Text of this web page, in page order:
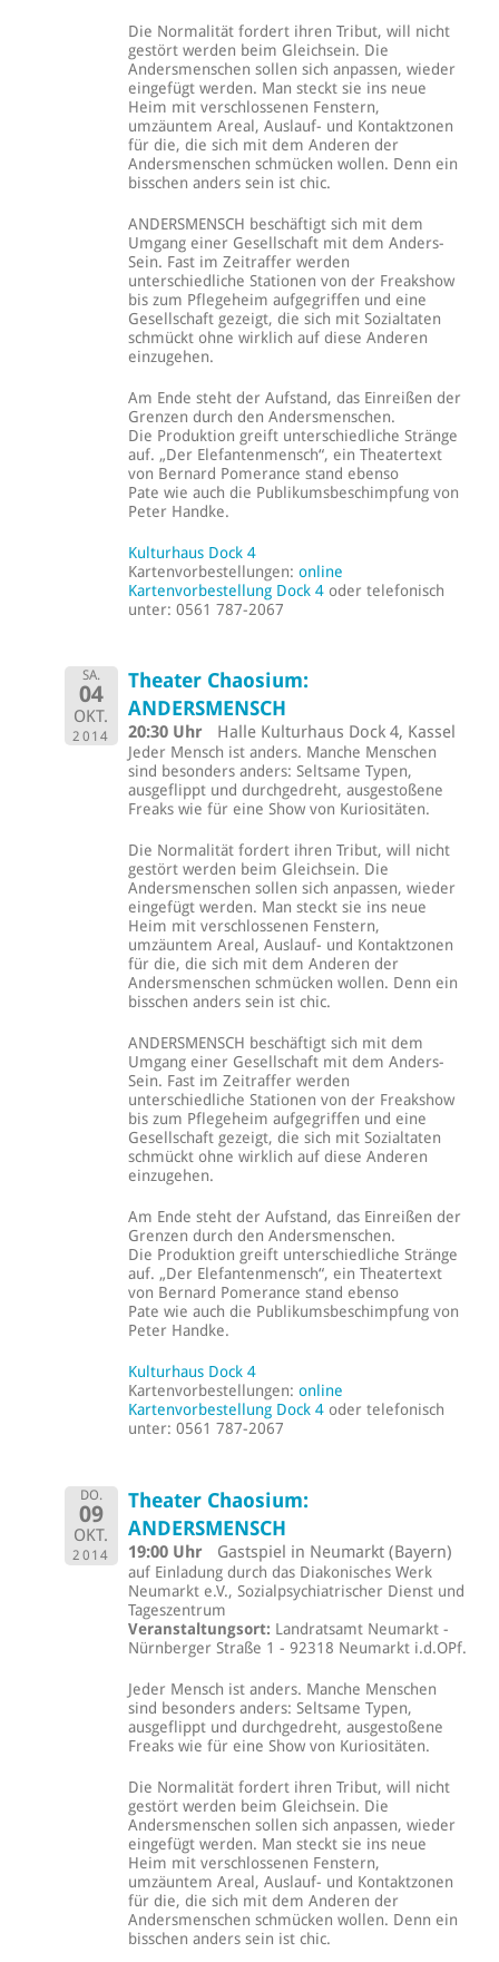
Die Normalität fordert ihren Tribut, will nicht
gestört werden beim Gleichsein. Die
Andersmenschen sollen sich anpassen, wieder
eingefügt werden. Man steckt sie ins neue
Heim mit verschlossenen Fenstern,
umzäuntem Areal, Auslauf- und Kontaktzonen
für die, die sich mit dem Anderen der
Andersmenschen schmücken wollen. Denn ein
bisschen anders sein ist chic.
ANDERSMENSCH beschäftigt sich mit dem
Umgang einer Gesellschaft mit dem Anders-
Sein. Fast im Zeitraffer werden
unterschiedliche Stationen von der Freakshow
bis zum Pflegeheim aufgegriffen und eine
Gesellschaft gezeigt, die sich mit Sozialtaten
schmückt ohne wirklich auf diese Anderen
einzugehen.
Am Ende steht der Aufstand, das Einreißen der
Grenzen durch den Andersmenschen.
Die Produktion greift unterschiedliche Stränge
auf. „Der Elefantenmensch“, ein Theatertext
von Bernard Pomerance stand ebenso
Pate wie auch die Publikumsbeschimpfung von
Peter Handke.
Kulturhaus Dock 4
Kartenvorbestellungen:online
Kartenvorbestellung Dock 4 oder telefonisch
unter: 0561 787-2067
SA.
04
OKT.
2014
Theater Chaosium:
ANDERSMENSCH
20:30 Uhr Halle Kulturhaus Dock 4, Kassel
Jeder Mensch ist anders. Manche Menschen
sind besonders anders: Seltsame Typen,
ausgeflippt und durchgedreht, ausgestoßene
Freaks wie für eine Show von Kuriositäten.
Die Normalität fordert ihren Tribut, will nicht
gestört werden beim Gleichsein. Die
Andersmenschen sollen sich anpassen, wieder
eingefügt werden. Man steckt sie ins neue
Heim mit verschlossenen Fenstern,
umzäuntem Areal, Auslauf- und Kontaktzonen
für die, die sich mit dem Anderen der
Andersmenschen schmücken wollen. Denn ein
bisschen anders sein ist chic.
ANDERSMENSCH beschäftigt sich mit dem
Umgang einer Gesellschaft mit dem Anders-
Sein. Fast im Zeitraffer werden
unterschiedliche Stationen von der Freakshow
bis zum Pflegeheim aufgegriffen und eine
Gesellschaft gezeigt, die sich mit Sozialtaten
schmückt ohne wirklich auf diese Anderen
einzugehen.
Am Ende steht der Aufstand, das Einreißen der
Grenzen durch den Andersmenschen.
Die Produktion greift unterschiedliche Stränge
auf. „Der Elefantenmensch“, ein Theatertext
von Bernard Pomerance stand ebenso
Pate wie auch die Publikumsbeschimpfung von
Peter Handke.
Kulturhaus Dock 4
Kartenvorbestellungen:online
Kartenvorbestellung Dock 4 oder telefonisch
unter: 0561 787-2067
DO.
09
OKT.
2014
Theater Chaosium:
ANDERSMENSCH
19:00 Uhr Gastspiel in Neumarkt (Bayern)
auf Einladung durch das Diakonisches Werk
Neumarkt e.V., Sozialpsychiatrischer Dienst und
Tageszentrum
Veranstaltungsort: Landratsamt Neumarkt -
Nürnberger Straße 1 - 92318 Neumarkt i.d.OPf.
Jeder Mensch ist anders. Manche Menschen
sind besonders anders: Seltsame Typen,
ausgeflippt und durchgedreht, ausgestoßene
Freaks wie für eine Show von Kuriositäten.
Die Normalität fordert ihren Tribut, will nicht
gestört werden beim Gleichsein. Die
Andersmenschen sollen sich anpassen, wieder
eingefügt werden. Man steckt sie ins neue
Heim mit verschlossenen Fenstern,
umzäuntem Areal, Auslauf- und Kontaktzonen
für die, die sich mit dem Anderen der
Andersmenschen schmücken wollen. Denn ein
bisschen anders sein ist chic.